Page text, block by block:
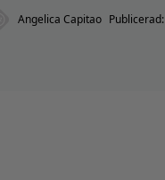
Angelica Capitao Publicerad: